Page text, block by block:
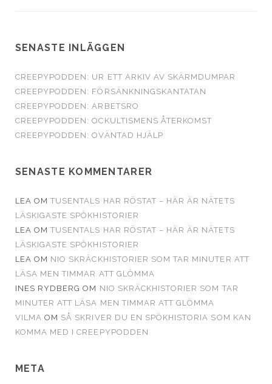
SENASTE INLÄGGEN
CREEPYPODDEN: UR ETT ARKIV AV SKÄRMDUMPAR
CREEPYPODDEN: FÖRSÄNKNINGSKANTATAN
CREEPYPODDEN: ARBETSRO
CREEPYPODDEN: OCKULTISMENS ÅTERKOMST
CREEPYPODDEN: OVÄNTAD HJÄLP
SENASTE KOMMENTARER
LEA OMTUSENTALS HAR RÖSTAT – HÄR ÄR NÄTETS
LÄSKIGASTE SPÖKHISTORIER
LEA OMTUSENTALS HAR RÖSTAT – HÄR ÄR NÄTETS
LÄSKIGASTE SPÖKHISTORIER
LEA OM NIO SKRÄCKHISTORIER SOM TAR MINUTER ATT
LÄSA MEN TIMMAR ATT GLÖMMA
INES RYDBERG OM NIO SKRÄCKHISTORIER SOM TAR
MINUTER ATT LÄSA MEN TIMMAR ATT GLÖMMA
VILMA OM SÅ SKRIVER DU EN SPÖKHISTORIA SOM KAN
KOMMA MED I CREEPYPODDEN
META